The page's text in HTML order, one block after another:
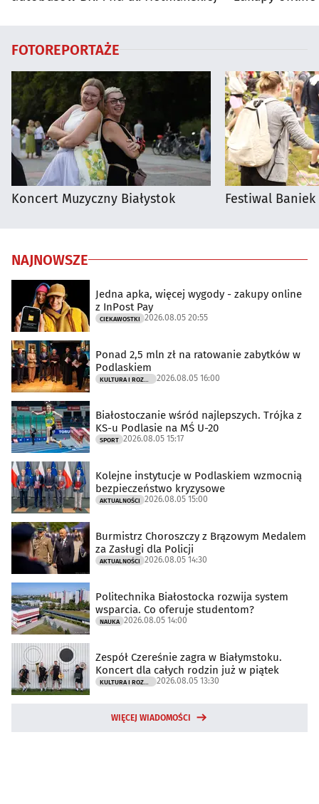
FOTOREPORTAŻE
Koncert Muzyczny Białystok Festiwal
NAJNOWSZE
Jedna apka, więcej wygody - zakupy online
z InPost Pay
CIEKAWOSTKI 2026.08.05 20:55
Ponad 2,5 mln zł na ratowanie zabytków w
Podlaskiem
KULTURA I ROZRYWKA 2026.08.05 16:00
Białostoczanie wśród najlepszych. Trójka z
KS-u Podlasie na MŚ U-20
SPORT 2026.08.05 15:17
Kolejne instytucje w Podlaskiem wzmocnią
bezpieczeństwo kryzysowe
AKTUALNOŚCI 2026.08.05 15:00
Burmistrz Choroszczy z Brązowym Medalem
za Zasługi dla Policji
AKTUALNOŚCI 2026.08.05 14:30
Politechnika Białostocka rozwija system
wsparcia. Co oferuje studentom?
NAUKA 2026.08.05 14:00
Zespół Czereśnie zagra w Białymstoku.
Koncert dla całych rodzin już w piątek
KULTURA I ROZRYWKA 2026.08.05 13:30
WIĘCEJ WIADOMOŚCI